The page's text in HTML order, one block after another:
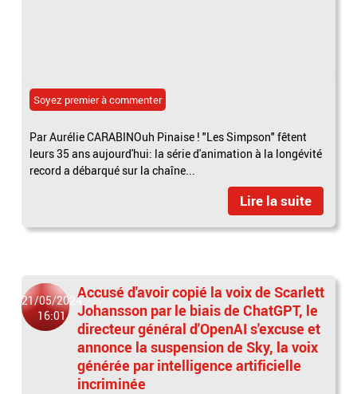
Soyez premier à commenter
Par Aurélie CARABINOuh Pinaise ! "Les Simpson" fêtent
leurs 35 ans aujourd'hui: la série d'animation à la longévité
record a débarqué sur la chaîne...
Lire la suite
21/05/2024
16:01
Accusé d'avoir copié la voix de Scarlett
Johansson par le biais de ChatGPT, le
directeur général d'OpenAI s'excuse et
annonce la suspension de Sky, la voix
générée par intelligence artificielle
incriminée